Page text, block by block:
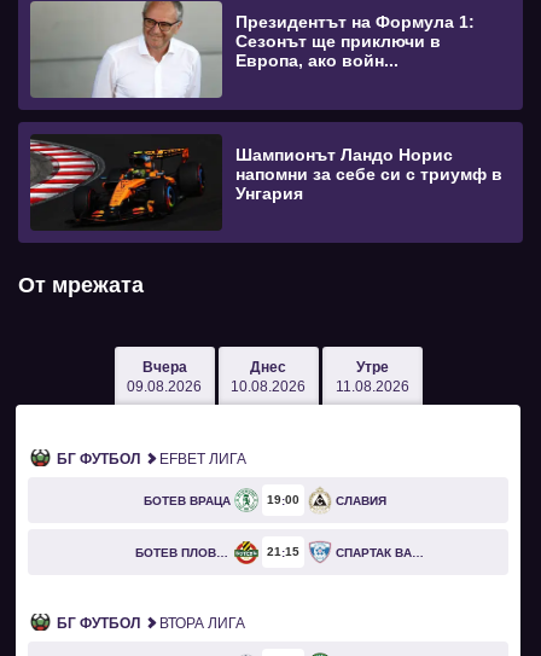
Президентът на Формула 1:
Сезонът ще приключи в
Европа, ако войн...
Шампионът Ландо Норис
напомни за себе си с триумф в
Унгария
От мрежата
Вчера
09.08.2026
Днес
10.08.2026
Утре
11.08.2026
БГ ФУТБОЛ EFBET ЛИГА
БОТЕВ ВРАЦА 19 00 СЛАВИЯ
БОТЕВ ПЛОВДИВ 21 15 СПАРТАК ВАРНА
БГ ФУТБОЛ ВТОРА ЛИГА